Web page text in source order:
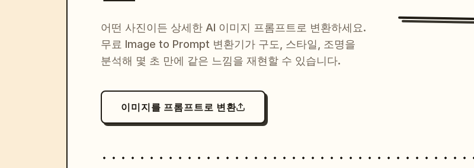
어떤 사진이든 상세한 AI 이미지 프롬프트로 변환하세요.
무료 Image to Prompt 변환기가 구도, 스타일, 조명을
분석해 몇 초 만에 같은 느낌을 재현할 수 있습니다.
이미지를 프롬프트로 변환